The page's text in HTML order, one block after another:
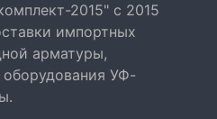
2015" с 2015
импортных
арматуры,
УФ-